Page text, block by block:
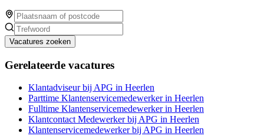
Vacatures zoeken
Gerelateerde vacatures
Klantadviseur bij APG in Heerlen
Parttime Klantenservicemedewerker in Heerlen
Fulltime Klantenservicemedewerker in Heerlen
Klantcontact Medewerker bij APG in Heerlen
Klantenservicemedewerker bij APG in Heerlen